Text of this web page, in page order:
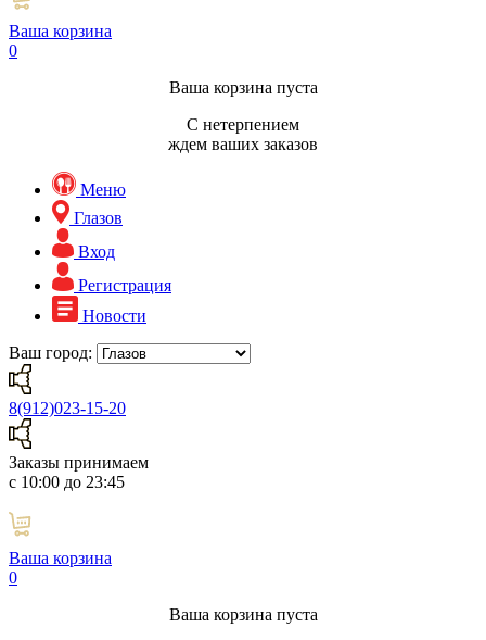
Ваша корзина
0
Ваша корзина пуста
С нетерпением
ждем ваших заказов
Меню
Глазов
Вход
Регистрация
Новости
Ваш город:
8(912)023-15-20
Заказы принимаем
с 10:00 до 23:45
Ваша корзина
0
Ваша корзина пуста